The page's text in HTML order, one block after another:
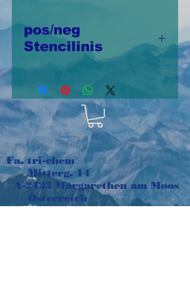
pos/neg
Stencilinis
pos/neg Stencilinis
aus Kunststoff 10cm
x 12,5cm,
wiederverwendbar
In diesem Set ist
auch der
Schablonenausschnitt
enthalten - für noch
Fa. tri-chem
Mitterg. 14
A-2433 Margarethen am Moos
Österreich